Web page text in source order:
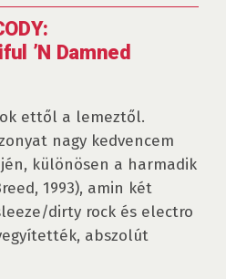
’N Damned
ettől a lemeztől.
nagy kedvencem
különösen a harmadik
1993), amin két
dirty rock és electro
abszolút